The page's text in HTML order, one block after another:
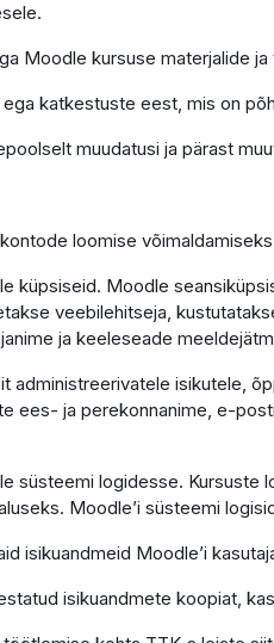
Moodle kursuse materjalide
katkestuste eest, mis on
muudatusi ja pärast
loomise
küpsiseid. Moodle
veebilehitseja,
ja keeleseade
administreerivatele isikutele,
ees- ja perekonnanime, e-
süsteemi logidesse.
Moodle’i süsteemi
isikuandmeid Moodle’i
isikuandmete koopiat,